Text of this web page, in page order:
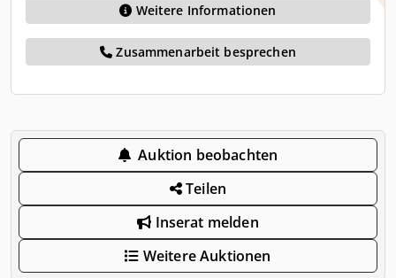
Weitere Informationen
Zusammenarbeit besprechen
Auktion beobachten
Teilen
Inserat melden
Weitere Auktionen